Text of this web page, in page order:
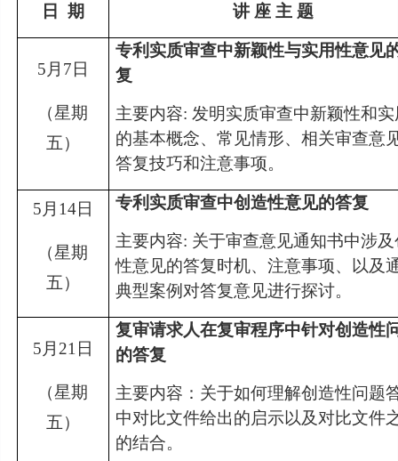
日 期 讲 座 主 题
5 月 7日
（星期
五）
专利实质审查中新颖性与实用性意见
复
主要内容: 发明实质审查中新颖性和
的基本概念、常见情形、相关审查意
答复技巧和注意事项。
5 月14日
（星期
五）
专利实质审查中创造性意见的答复
主要内容: 关于审查意见通知书中涉
性意见的答复时机、注意事项、以及
典型案例对答复意见进行探讨。
5 月21日
（星期
五）
复审请求人在复审程序中针对创造性
的答复
主要内容： 关于如何理解创造性问题
中对比文件给出的启示以及对比文件
的结合。